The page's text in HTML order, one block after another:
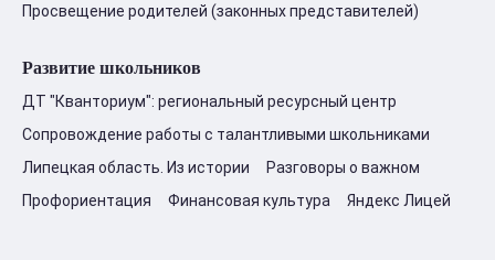
Просвещение родителей (законных представителей)
Развитие школьников
ДТ "Кванториум": региональный ресурсный центр
Сопровождение работы с талантливыми школьниками
Липецкая область. Из истории
Разговоры о важном
Профориентация
Финансовая культура Яндекс Лицей